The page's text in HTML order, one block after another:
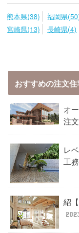
熊本県(38) 福岡県
宮崎県(13)
長崎県(4)
おすすめの注文
オ
注
レ
工
紹